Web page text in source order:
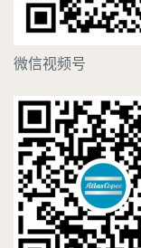
微信视频号